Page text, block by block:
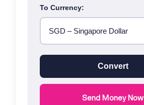
To Currency:
Convert
Send Money Now